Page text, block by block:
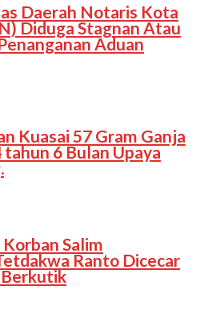
Daerah Notaris Kota
Diduga Stagnan Atau
Aduan
Kuasai 57 Gram Ganja
6 Bulan Upaya
Salim
Ranto Dicecar
Berkutik